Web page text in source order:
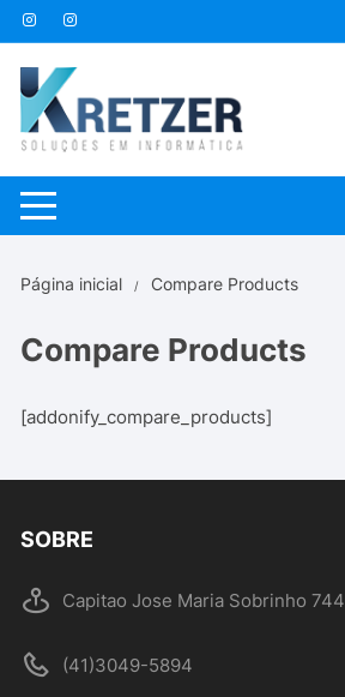
Pular
para
conteúdo
Página inicial Compare Products
Compare Products
[addonify_compare_products]
SOBRE
Capitao Jose Maria Sobrinho 744
(41)3049-5894